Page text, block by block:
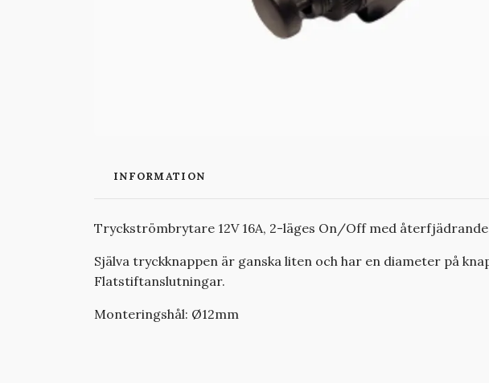
INFORMATION
Tryckströmbrytare 12V 16A, 2-läges On/Off med återfjädrande
Själva tryckknappen är ganska liten och har en diameter på
Flatstiftanslutningar.
Monteringshål: Ø12mm